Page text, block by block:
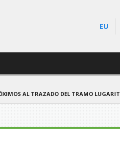
EU
AL TRAZADO DEL TRAMO